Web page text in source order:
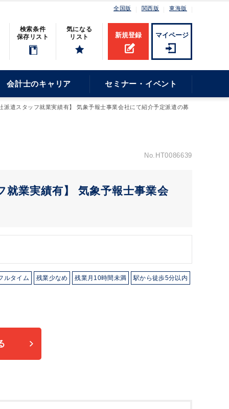
全国版 関西版 東海版
検索条件
保存リスト
気になる
リスト
新規登録 マイページ
会計士のキャリア セミナー・イベント
遣スタッフ就業実績有】 気象予報士事業会社にて紹介予定派遣の募
No.HT0086639
業実績有】 気象予報士事業会
ルタイム 残業少なめ 残業月10時間未満 駅から徒歩5分以内